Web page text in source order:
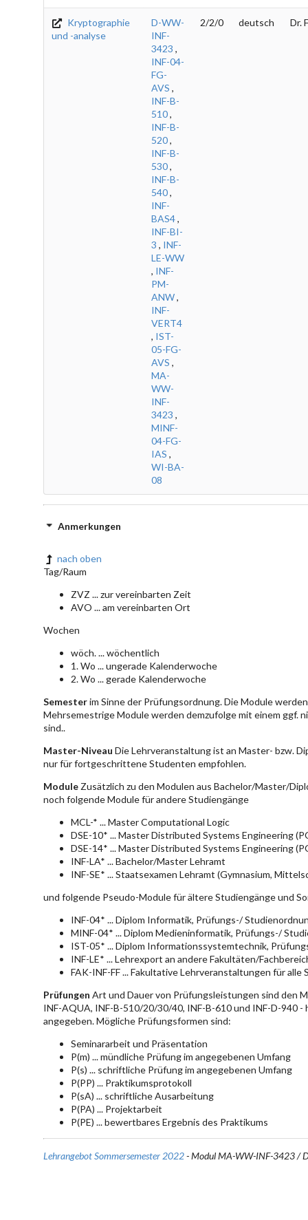
Kryptographie
und -analyse
D-WW-
INF-
3423 ,
INF-04-
FG-
AVS ,
INF-B-
510,
INF-B-
520,
INF-B-
530,
INF-B-
540,
INF-
BAS4,
INF-BI-
3 , INF-
LE-WW
, INF-
PM-
ANW,
INF-
VERT4
, IST-
05-FG-
AVS ,
MA-
WW-
INF-
3423 ,
MINF-
04-FG-
IAS ,
WI-BA-
08
2/2/0 deutsch Dr.
Anmerkungen
nach oben
Tag/Raum
ZVZ ... zur vereinbarten Zeit
AVO ... am vereinbarten Ort
Wochen
wöch. ... wöchentlich
1. Wo ... ungerade Kalenderwoche
2. Wo ... gerade Kalenderwoche
Semesterim Sinne der Prüfungsordnung. Die Module
Mehrsemestrige Module werden demzufolge mit einem ggf.
sind..
Master-Niveau Die Lehrveranstaltung ist an Master- bzw.
nur für fortgeschrittene Studenten empfohlen.
Module Zusätzlich zu den Modulen aus Bachelor/Master/
noch folgende Module für andere Studiengänge
MCL-* ... Master Computational Logic
DSE-10* ... Master Distributed Systems Engineering
DSE-14* ... Master Distributed Systems Engineering
INF-LA* ... Bachelor/Master Lehramt
INF-SE* ... Staatsexamen Lehramt (Gymnasium,
und folgende Pseudo-Module für ältere Studiengänge und
INF-04* ... Diplom Informatik, Prüfungs-/
MINF-04* ... Diplom Medieninformatik, Prüfungs-/
IST-05* ... Diplom Informationssystemtechnik,
INF-LE* ... Lehrexport an andere Fakultäten/
FAK-INF-FF ... Fakultative Lehrveranstaltungen für
Prüfungen Art und Dauer von Prüfungsleistungen sind den
INF-AQUA, INF-B-510/20/30/40, INF-B-610 und INF-D-940
angegeben. Mögliche Prüfungsformen sind:
Seminararbeit und Präsentation
P(m) ... mündliche Prüfung im angegebenen Umfang
P(s) ... schriftliche Prüfung im angegebenen Umfang
P(PP) ... Praktikumsprotokoll
P(sA) ... schriftliche Ausarbeitung
P(PA) ... Projektarbeit
P(PE) ... bewertbares Ergebnis des Praktikums
Lehrangebot Sommersemester 2022- Modul MA-WW-INF-3423 /